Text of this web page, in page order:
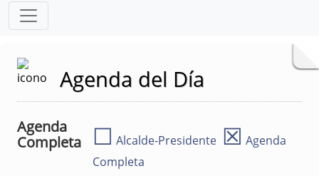
Agenda del Día
Agenda
Completa
☐ Alcalde-Presidente ☒ Agenda
Completa